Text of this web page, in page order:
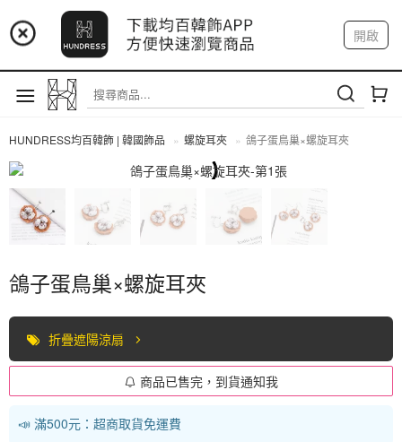
📢 市集預告：9/4-9/6 淡水捷運站
📢 市集預告：9/12-9/13 八里海巡基地
📢 市集預告：8/22-8/23 桃園青埔置地廣場
開啟
註冊 我的帳戶
HUNDRESS均百韓飾 | 韓國飾品 螺旋耳夾 鴿子蛋鳥巢×螺旋耳夾
鴿子蛋鳥巢×螺旋耳夾
折疊遮陽涼扇
商品已售完，到貨通知我
📣 滿500元：超商取貨免運費